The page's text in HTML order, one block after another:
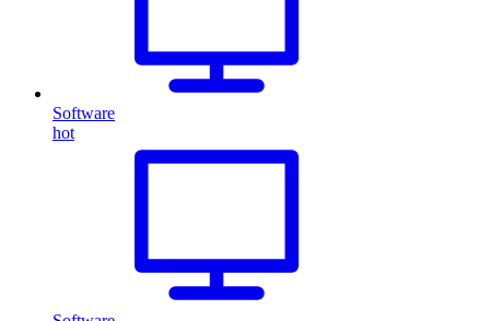
Software
hot